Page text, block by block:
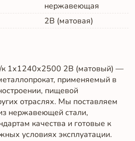
нержавеющая
2B (матовая)
1х1240х2500 2B (матовый) —
применяемый в
пищевой
отраслях. Мы поставляем
нержавеющей стали,
качества и готовые к
условиях эксплуатации.